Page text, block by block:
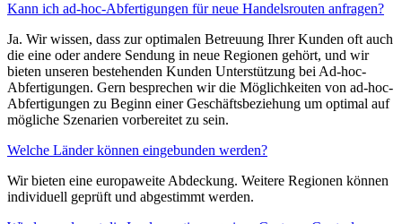
Kann ich ad-hoc-Abfertigungen für neue Handelsrouten anfragen?
Ja. Wir wissen, dass zur optimalen Betreuung Ihrer Kunden oft auch
die eine oder andere Sendung in neue Regionen gehört, und wir
bieten unseren bestehenden Kunden Unterstützung bei Ad-hoc-
Abfertigungen. Gern besprechen wir die Möglichkeiten von ad-hoc-
Abfertigungen zu Beginn einer Geschäftsbeziehung um optimal auf
mögliche Szenarien vorbereitet zu sein.
Welche Länder können eingebunden werden?
Wir bieten eine europaweite Abdeckung. Weitere Regionen können
individuell geprüft und abgestimmt werden.